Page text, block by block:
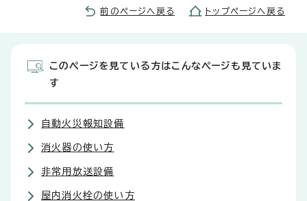
前のページへ戻る トップページへ戻る
このページを見ている方はこんなページも見ていま
す
自動火災報知設備
消火器の使い方
非常用放送設備
屋内消火栓の使い方